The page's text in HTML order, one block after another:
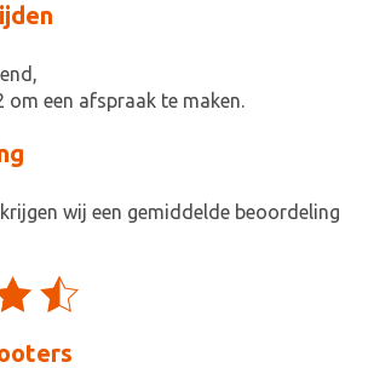
om een afspraak te maken.
wij een gemiddelde beoordeling